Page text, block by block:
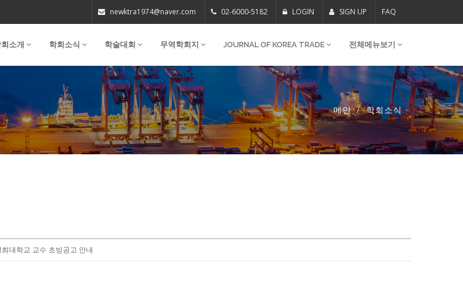
newktra1974@naver.com 02-6000-5182 LOGIN SIGN UP FAQ
소개 학회소식 학술대회 무역학회지 JOURNAL OF KOREA TRADE 전체메뉴보기
메인 학회소식
희대학교 교수 초빙공고 안내